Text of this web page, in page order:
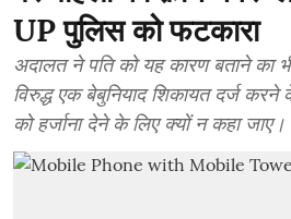
UP पुलिस को फटकारा
अदालत ने पति को यह कारण बताने का
विरुद्ध एक बेबुनियाद शिकायत दर्ज
को हर्जाना देने के लिए क्यों न कहा जाए।